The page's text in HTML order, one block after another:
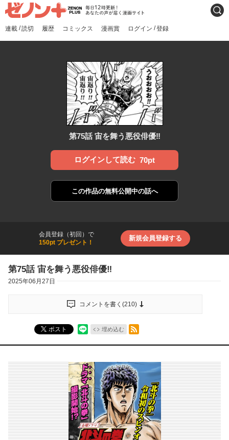
ゼノンプラス
毎日12時更新！あなたの声
が届く漫画サイト
連載 /読切 履歴 コミックス 漫画賞 ログイン /登録
検索
第75話 宙を舞う悪役俳優‼︎
ログインして読む 70pt
この作品の無料公開中の話へ
会員登録（初回）で
150pt プレゼント！
新規会員登録する
第75話 宙を舞う悪役俳優‼︎
2025年06月27日
コメントを書く(210)
ポスト 埋め込む
RSSフィード